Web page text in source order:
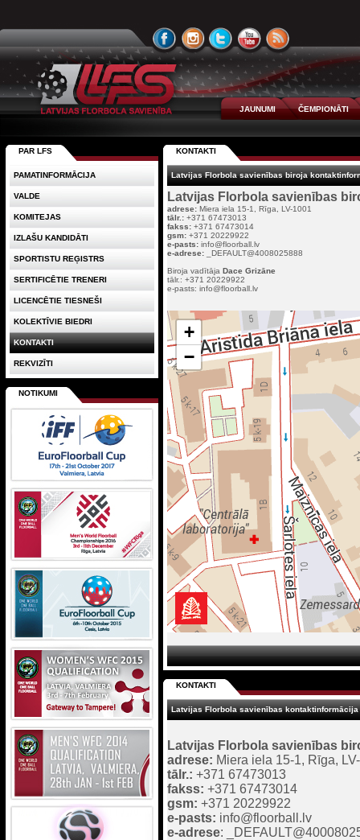
JAUNUMI ČEMPIONĀTI
KONTAKTI
Latvijas Florbola savienības biroja
Latvijas Florbola savienības
adrese: Miera iela 15-1, Rīga, LV-1001
tālr.: +371 67473013
fakss: +371 67473014
gsm: +371 20229922
e-pasts: info@floorball.lv
e-adrese: _DEFAULT@4008025888
Biroja vadītāja Dace Grizāne
tālr.: +371 20229922
e-pasts: info@floorball.lv
KONTAKTI
Latvijas Florbola savienības kontaktinformācija
Latvijas Florbola savienības
adrese: Miera iela 15-1, Rīga,
tālr.: +371 67473013
fakss: +371 67473014
gsm: +371 20229922
e-pasts: info@floorball.lv
e-adrese:
PAR LFS
PAMATINFORMĀCIJA
VALDE
KOMITEJAS
IZLAŠU KANDIDĀTI
SPORTISTU REĢISTRS
SERTIFICĒTIE TRENERI
LICENCĒTIE TIESNEŠI
KOLEKTĪVIE BIEDRI
KONTAKTI
REKVIZĪTI
NOTIKUMI